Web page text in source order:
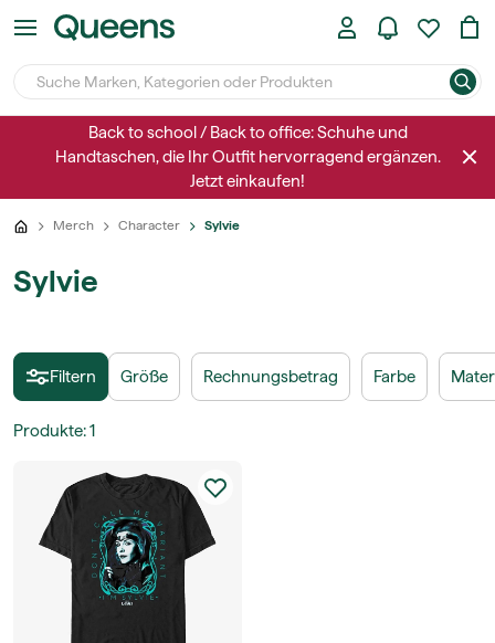
Back to school / Back to office: Schuhe und
Handtaschen, die Ihr Outfit hervorragend ergänzen.
Jetzt einkaufen!
Merch Character Sylvie
Sylvie
Filtern Größe Rechnungsbetrag Farbe
Produkte:1